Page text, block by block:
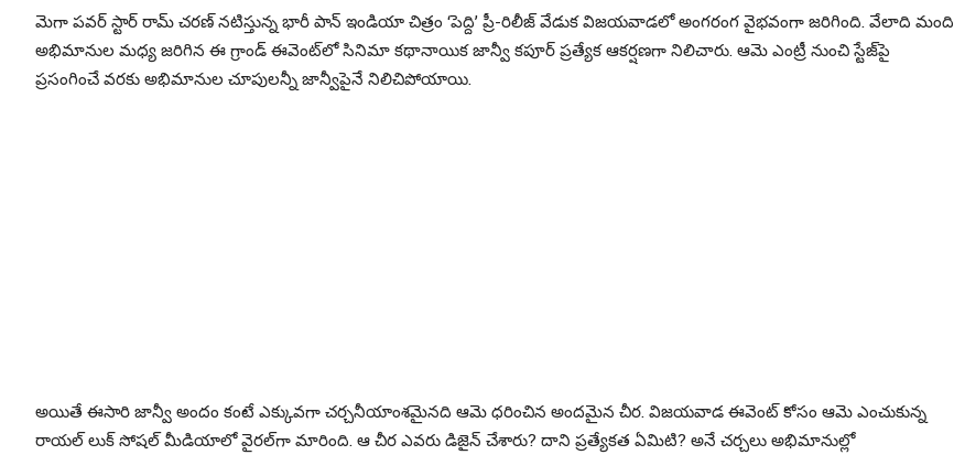
మెగా పవర్ స్టార్ రామ్ చరణ్ నటిస్తున్న భారీ పాన్ ఇండియా చిత్రం ‘పెద్ది’ ప్రీ-రిలీజ్ వేడుక విజయవాడలో అంగరంగ వైభవంగా జరిగింది. వేలాది మంది
అభిమానుల మధ్య జరిగిన ఈ గ్రాండ్ ఈవెంట్‌లో సినిమా కథానాయిక జాన్వీ కపూర్ ప్రత్యేక ఆకర్షణగా నిలిచారు. ఆమె ఎంట్రీ నుంచి స్టేజ్‌పై
ప్రసంగించే వరకు అభిమానుల చూపులన్నీ జాన్వీపైనే నిలిచిపోయాయి.
అయితే ఈసారి జాన్వీ అందం కంటే ఎక్కువగా చర్చనీయాంశమైనది ఆమె ధరించిన అందమైన చీర. విజయవాడ ఈవెంట్ కోసం ఆమె ఎంచుకున్న
రాయల్ లుక్ సోషల్ మీడియాలో వైరల్‌గా మారింది. ఆ చీర ఎవరు డిజైన్ చేశారు? దాని ప్రత్యేకత ఏమిటి? అనే చర్చలు అభిమానుల్లో